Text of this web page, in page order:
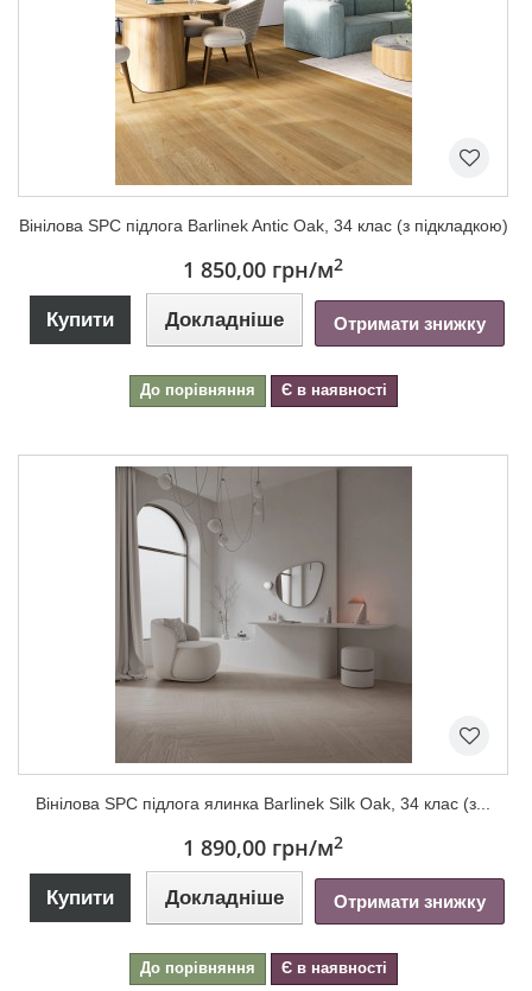
Вінілова SPC підлога Barlinek Antic Oak, 34 клас (з підкладкою)
1 850,00 грн/м2
Купити Докладніше Отримати знижку
До порівняння Є в наявності
Вінілова SPC підлога ялинка Barlinek Silk Oak, 34 клас (з...
1 890,00 грн/м2
Купити Докладніше Отримати знижку
До порівняння Є в наявності